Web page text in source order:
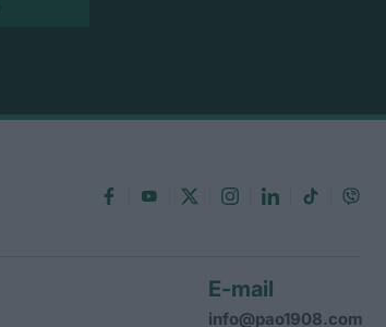
E-mail
info@pao1908.com